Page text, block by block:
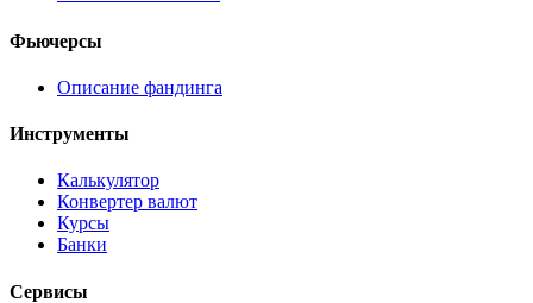
Фьючерсы
Описание фандинга
Инструменты
Калькулятор
Конвертер валют
Курсы
Банки
Сервисы